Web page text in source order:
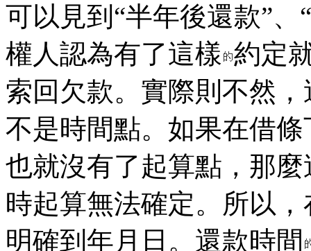
可以見到“半年後還款”
權人認為有了這樣 約定
索回欠款。實際則不然
不是時間點。如果在借
也就沒有了起算點，那麼
時起算無法確定。所以
明確到年月日。還款時間